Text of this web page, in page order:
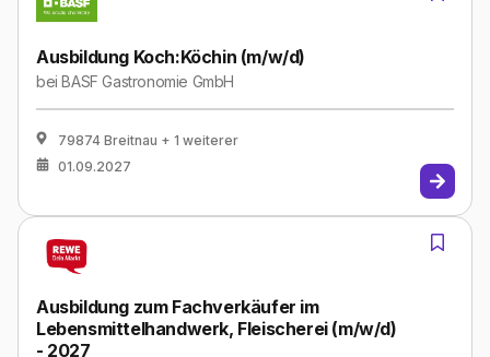
Ausbildung Koch:Köchin (m/w/d)
beiBASF Gastronomie GmbH
79874 Breitnau + 1 weiterer
01.09.2027
Ausbildung zum Fachverkäufer im
Lebensmittelhandwerk, Fleischerei (m/w/d)
- 2027